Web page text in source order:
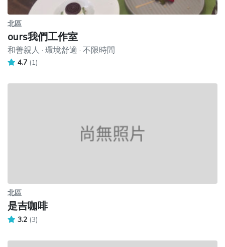
北區
ours我們工作室
和善親人 · 環境舒適 · 不限時間
4.7 (1)
北區
是吉咖啡
3.2 (3)